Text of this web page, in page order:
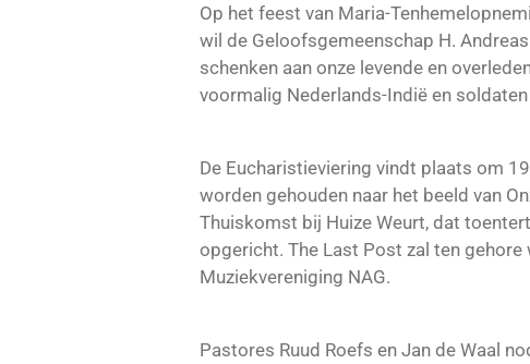
Op het feest van Maria-
wil de Geloofsgemeenschap H.
schenken aan onze levende en
voormalig Nederlands-Indië en
De Eucharistieviering vindt plaats om
worden gehouden naar het beeld van
Thuiskomst bij Huize Weurt, dat
opgericht. The Last Post zal ten
Muziekvereniging NAG.
Pastores Ruud Roefs en Jan de Waal